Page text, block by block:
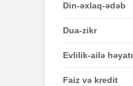
Din-əxlaq-ədəb
Dua-zikr
Evlilik-ailə həyatı
Faiz və kredit